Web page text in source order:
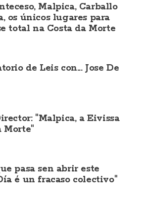
Malpica, Carballo
os únicos lugares para
total na Costa da Morte
de Leis con... Jose De
"Malpica, a Eivissa
Morte"
pasa sen abrir este
é un fracaso colectivo"